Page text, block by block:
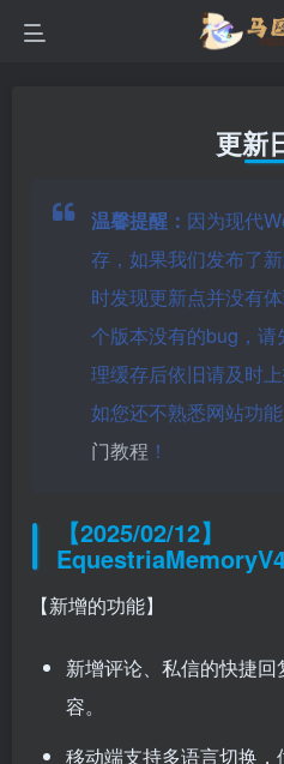
更新
温馨提醒： 因为现代
存，如果我们发布了
时发现更新点并没有
个版本没有的bug，
理缓存后依旧请及时上
如您还不熟悉网站功能
门教程 ！
【2025/02/12】
【新增的功能】
新增评论、私信的快捷
容。
移动端支持多语言切换